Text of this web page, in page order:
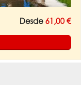
Desde 61,00 €